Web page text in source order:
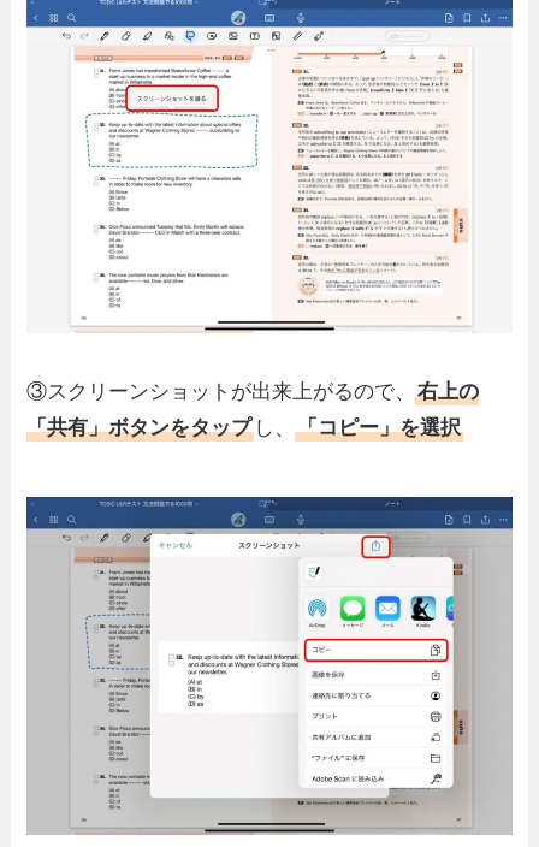
③スクリーンショットが出来上がるので、右上の
「共有」ボタンをタップ し、「コピー」を選択